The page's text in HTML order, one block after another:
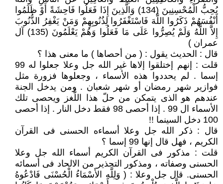
يُحِبُّ الْمُحْسِنِينَ (134) وَالَّذِينَ إِذَا فَعَلُوا فَاحِشَةً أَوْ ظَلَمُوا
أَنْفُسَهُمْ ذَكَرُوا اللَّهَ فَاسْتَغْفَرُوا لِذُنُوبِهِمْ وَمَنْ يَغْفِرُ الذُّنُوبَ
إِلاَّ اللَّهُ وَلَمْ يُصِرُّوا عَلَى مَا فَعَلُوا وَهُمْ يَعْلَمُونَ (135) آل
عمران )
قال : الحديث يقول : ( من أحصاها ) ما معنى هذا ؟
قلت : إنهم إختلقوا إلاها غير الله جل وعلا جعلوا له 99
إسما . لم يحددوا هذه الأسماء ، وجعلوها فزورة مثل
فوازير شهر رمضان أو شهر شعبان . ومن يدخل الجنة
عندهم هو الذى يتمكن من حلّ هذا اللُّغز ويحصى تلك
الأسماء ال 99 . إذا أحصى 98 فقط دخل النار . إذا أحصى
100 دخل السينما !!
قال : ذكر الله جل وعلا أسماءه الحسنى فى القرآن
الكريم ، فهل قال إنها 99 إسما ؟
قلت : مذكور فى القرآن الكريم أسماء الله جل وعلا
الحسنى وصفاته ، ومذكور التحذير من الالحاد فى أسمائه
الحسنى. قال جل وعلا : ( وَلِلَّهِ الأَسْمَاءُ الْحُسْنَى فَادْعُوهُ